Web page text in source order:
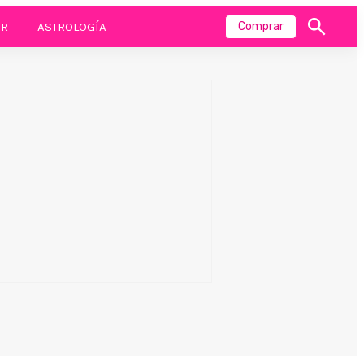
ASTROLOGÍA Comprar
Mostrar